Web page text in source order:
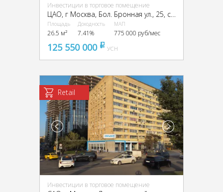
Инвестиции в торговое помещение
Площадь
26.5 м²
Доходность
7.41%
МАП
775 000 руб/мес
125 550 000 pуб
УСН
Retail
Инвестиции в торговое помещение